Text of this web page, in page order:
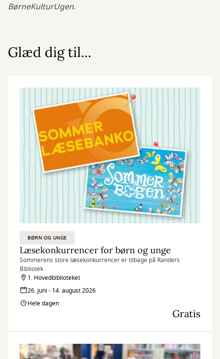
BørneKulturUgen.
Glæd dig til...
BØRN OG UNGE
Læsekonkurrencer for børn og unge
Sommerens store læsekonkurrencer er tilbage på Randers
Bibliotek
1. Hovedbiblioteket
26. juni - 14. august 2026
Hele dagen
Gratis